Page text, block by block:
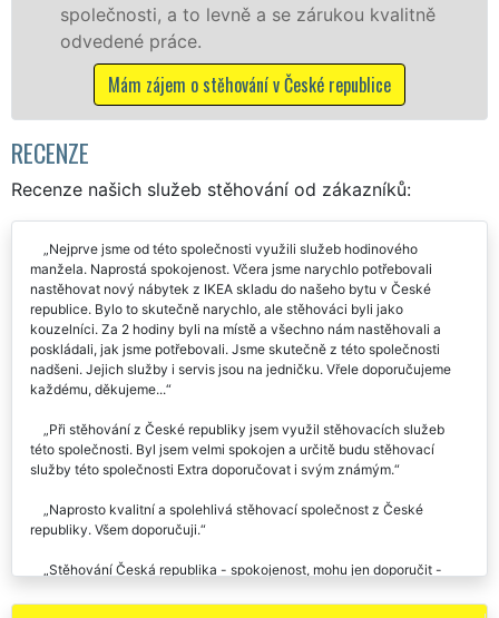
a se zárukou kvalitně
v České republice
Nabízíme stěhovací
Mám zájem o
RECENZE
Recenze našich služeb stěhování od zákazníků:
Nejprve jsme od této společnosti využili služeb hodinového
manžela. Naprostá spokojenost. Včera jsme narychlo potřebovali
nastěhovat nový nábytek z IKEA skladu do našeho bytu v České
republice. Bylo to skutečně narychlo, ale stěhováci byli jako
kouzelníci. Za 2 hodiny byli na místě a všechno nám nastěhovali a
poskládali, jak jsme potřebovali. Jsme skutečně z této společnosti
nadšeni. Jejich služby i servis jsou na jedničku. Vřele doporučujeme
každému, děkujeme...
Při stěhování z České republiky jsem využil stěhovacích služeb
této společnosti. Byl jsem velmi spokojen a určitě budu stěhovací
služby této společnosti Extra doporučovat i svým známým.
Naprosto kvalitní a spolehlivá stěhovací společnost z České
republiky. Všem doporučuji.
Stěhování Česká republika - spokojenost, mohu jen doporučit -
pracovníci :-) Vše v naprostém pořádku.